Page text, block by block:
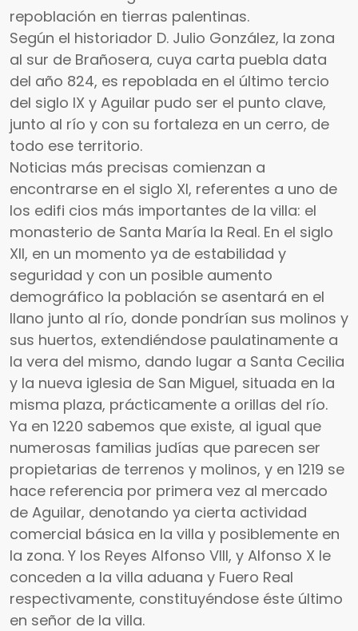
repoblación en tierras palentinas.
Según el historiador D. Julio González, la zona
al sur de Brañosera, cuya carta puebla data
del año 824, es repoblada en el último tercio
del siglo IX y Aguilar pudo ser el punto clave,
junto al río y con su fortaleza en un cerro, de
todo ese territorio.
Noticias más precisas comienzan a
encontrarse en el siglo XI, referentes a uno de
los edifi cios más importantes de la villa: el
monasterio de Santa María la Real. En el siglo
XII, en un momento ya de estabilidad y
seguridad y con un posible aumento
demográfico la población se asentará en el
llano junto al río, donde pondrían sus molinos y
sus huertos, extendiéndose paulatinamente a
la vera del mismo, dando lugar a Santa Cecilia
y la nueva iglesia de San Miguel, situada en la
misma plaza, prácticamente a orillas del río.
Ya en 1220 sabemos que existe, al igual que
numerosas familias judías que parecen ser
propietarias de terrenos y molinos, y en 1219 se
hace referencia por primera vez al mercado
de Aguilar, denotando ya cierta actividad
comercial básica en la villa y posiblemente en
la zona. Y los Reyes Alfonso VIII, y Alfonso X le
conceden a la villa aduana y Fuero Real
respectivamente, constituyéndose éste último
en señor de la villa.